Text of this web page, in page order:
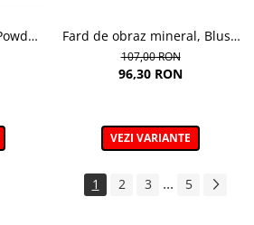
Fard de obraz mineral, Blush
nuanta 302C Mallow - 6g
107,00 RON
96,30 RON
VEZI VARIANTE
1 2 3 ... 5